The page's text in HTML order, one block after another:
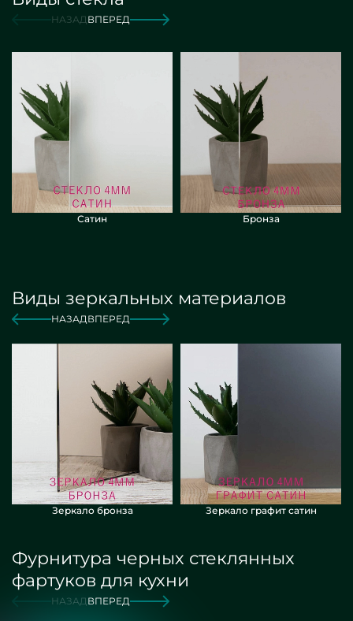
НАЗАДВПЕРЕД
Сатин Бронза
Виды зеркальных материалов
НАЗАДВПЕРЕД
Зеркало бронза Зеркало графит сатин
Фурнитура черных стеклянных
фартуков для кухни
НАЗАДВПЕРЕД